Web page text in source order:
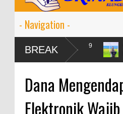
BREAK
Naik 99
OJK
Dana
Elektronik